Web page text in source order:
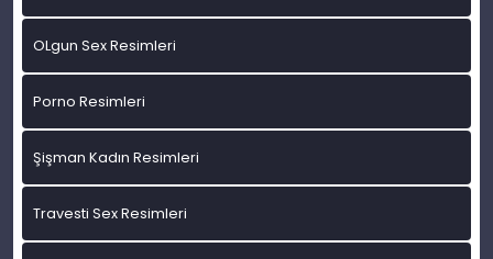
OLgun Sex Resimleri
Porno Resimleri
Şişman Kadın Resimleri
Travesti Sex Resimleri